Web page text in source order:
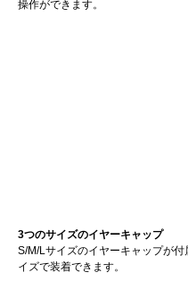
操作ができます。
3つのサイズのイヤーキャップ
S/M/Lサイズのイヤーキャップが
イズで装着できます。